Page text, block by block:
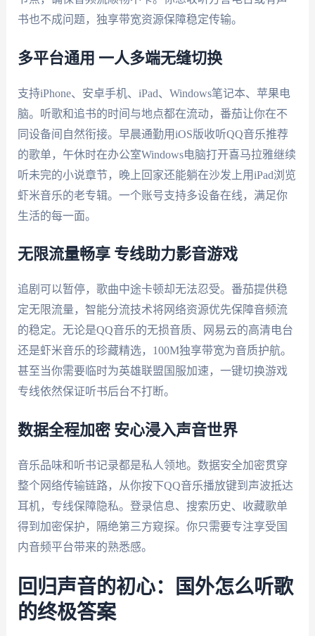
书也不成问题，独享带宽资源保障稳定传输。
多平台通用 一人多端无缝切换
支持iPhone、安卓手机、iPad、Windows笔记本、苹果电
脑。听歌和追书的时间与地点都在流动，番茄让你在不
同设备间自然衔接。早晨通勤用iOS版收听QQ音乐推荐
的歌单，午休时在办公室Windows电脑打开喜马拉雅继续
听未完的小说章节，晚上回家还能躺在沙发上用iPad浏览
虾米音乐的老专辑。一个账号支持多设备在线，满足你
生活的每一面。
无限流量畅享 专线助力影音游戏
追剧可以暂停，歌曲中途卡顿却无法忍受。番茄提供稳
定无限流量，智能分流技术将网络资源优先保障音频流
的稳定。无论是QQ音乐的无损音质、网易云的高清电台
还是虾米音乐的珍藏精选，100M独享带宽为音质护航。
甚至当你需要临时为英雄联盟国服加速，一键切换游戏
专线依然保证听书后台不打断。
数据全程加密 安心浸入声音世界
音乐品味和听书记录都是私人领地。数据安全加密贯穿
整个网络传输链路，从你按下QQ音乐播放键到声波抵达
耳机，专线保障隐私。登录信息、搜索历史、收藏歌单
得到加密保护，隔绝第三方窥探。你只需要专注享受国
内音频平台带来的熟悉感。
回归声音的初心：国外怎么听歌
的终极答案